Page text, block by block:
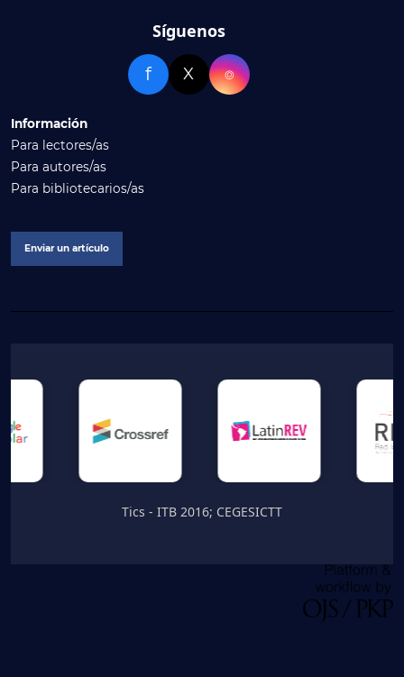
Síguenos
f X ⌾
Información
Para lectores/as
Para autores/as
Para bibliotecarios/as
Enviar un artículo
Tics - ITB 2016; CEGESICTT